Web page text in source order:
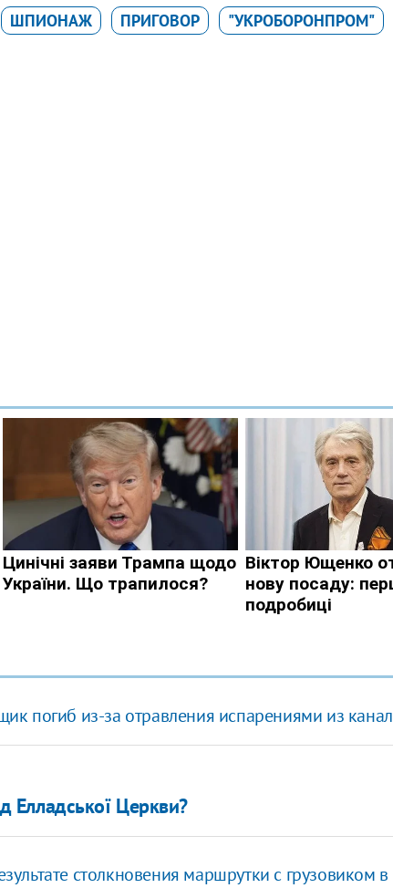
ШПИОНАЖ ПРИГОВОР "УКРОБОРОНПРОМ"
погиб из-за отравления испарениями из
Елладської Церкви?
столкновения маршрутки с грузовиком в